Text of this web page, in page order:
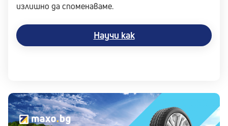
излишно да споменаваме.
Научи как